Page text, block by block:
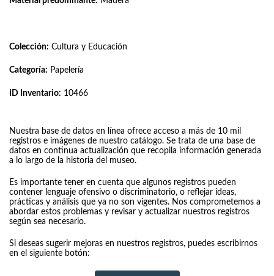
Colección: Cultura y Educación
Categoría: Papelería
ID Inventario: 10466
Nuestra base de datos en línea ofrece acceso a más de 10 mil
registros e imágenes de nuestro catálogo. Se trata de una base de
datos en continua actualización que recopila información generada
a lo largo de la historia del museo.
Es importante tener en cuenta que algunos registros pueden
contener lenguaje ofensivo o discriminatorio, o reflejar ideas,
prácticas y análisis que ya no son vigentes. Nos comprometemos a
abordar estos problemas y revisar y actualizar nuestros registros
según sea necesario.
Si deseas sugerir mejoras en nuestros registros, puedes escribirnos
en el siguiente botón: